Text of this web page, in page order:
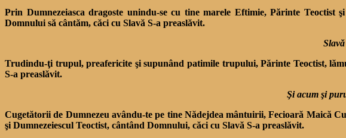
Prin Dumnezeiasca dragoste unindu-se cu tine marele Eftimie, Părinte
Domnului să cântăm, căci cu Slavă S-a preaslăvit.
Trudindu-ţi trupul, preafericite şi supunând patimile trupului, Părinte Teoctist,
S-a preaslăvit.
Şi acum şi
Cugetătorii de Dumnezeu avându-te pe tine Nădejdea mântuirii, Fecioară Maică
şi Dumnezeiescul Teoctist, cântând Domnului, căci cu Slavă S-a preaslăvit.